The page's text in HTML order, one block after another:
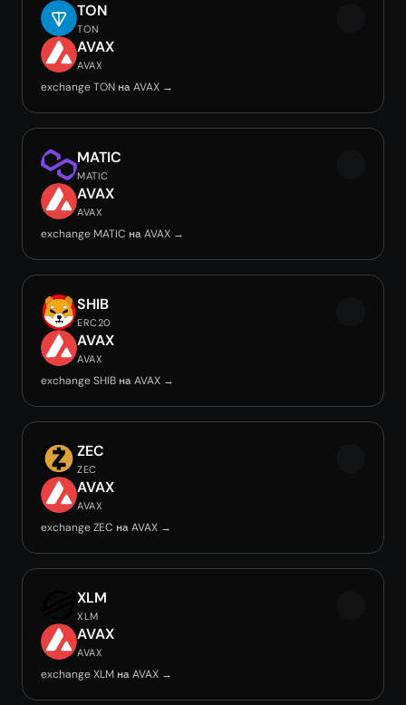
TON
TON
AVAX
AVAX
exchange TON на AVAX →
MATIC
MATIC
AVAX
AVAX
exchange MATIC на AVAX →
SHIB
ERC20
AVAX
AVAX
exchange SHIB на AVAX →
ZEC
ZEC
AVAX
AVAX
exchange ZEC на AVAX →
XLM
XLM
AVAX
AVAX
exchange XLM на AVAX →